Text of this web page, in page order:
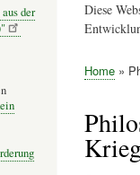
Diese
Home
der